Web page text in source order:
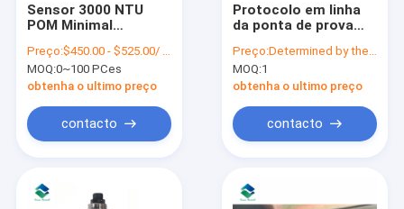
Sensor 3000 NTU
POM Minimal
turbidez da água de
limpeza do auto
Preço:$450.00 - $525.00/ Piece
MOQ:0~100 PCes
obtenha o ultimo preço
contacto
Protocolo em linha
da ponta de prova
sensor da turbidez
da monitoração do
rio
Preço:Determined by the number of specific orders
MOQ:1
obtenha o ultimo preço
contacto